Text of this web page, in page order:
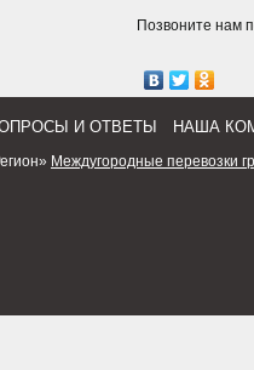
Позвоните нам
И ОТВЕТЫ НАША
Междугородные перевозки